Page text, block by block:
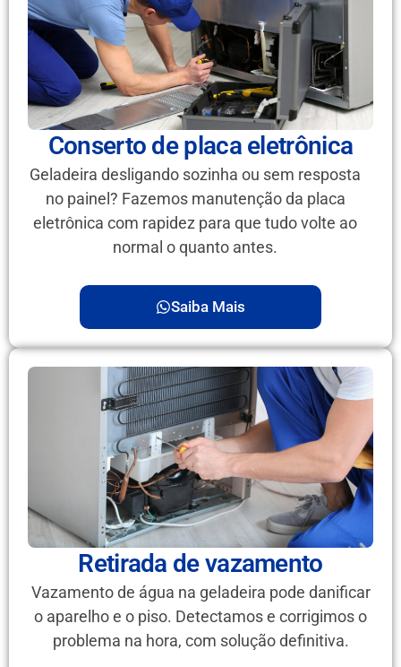
Conserto de placa eletrônica
Geladeira desligando sozinha ou sem resposta
no painel? Fazemos manutenção da placa
eletrônica com rapidez para que tudo volte ao
normal o quanto antes.
Saiba Mais
Retirada de vazamento
Vazamento de água na geladeira pode danificar
o aparelho e o piso. Detectamos e corrigimos o
problema na hora, com solução definitiva.